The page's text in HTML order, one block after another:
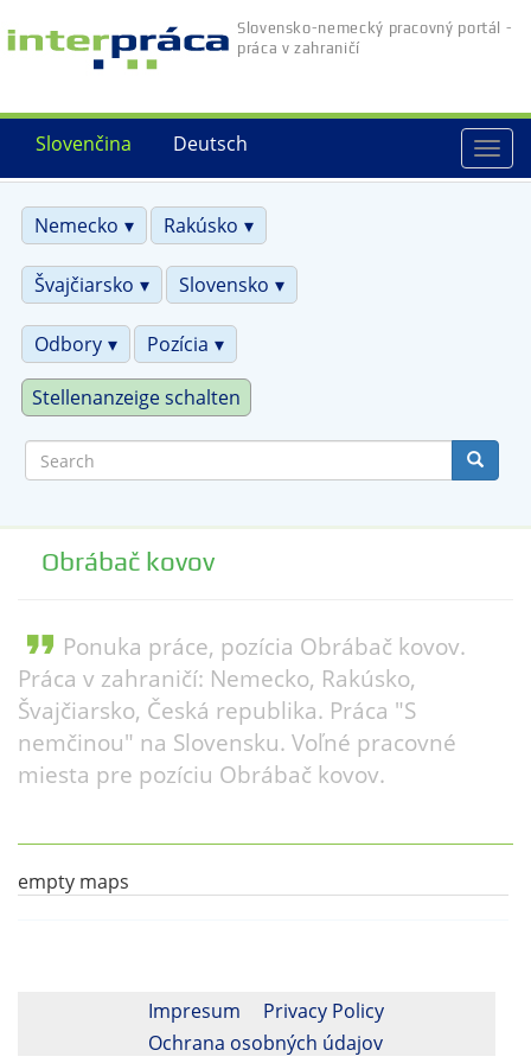
Skip
to
Deutsch
Slovenčina
Slovensko-nemecký pracovný portál -
práca v zahraničí
Nemecko
Rakúsko
Švajčiarsko Slovensko
Odbory Pozícia
Stellenanzeige schalten
Obrábač kovov
format_quote Ponuka práce, pozícia Obrábač kovov.
Práca v zahraničí: Nemecko, Rakúsko,
Švajčiarsko, Česká republika. Práca "S
nemčinou" na Slovensku. Voľné pracovné
miesta pre pozíciu Obrábač kovov.
empty maps
Impresum
Privacy Policy
Ochrana osobných údajov